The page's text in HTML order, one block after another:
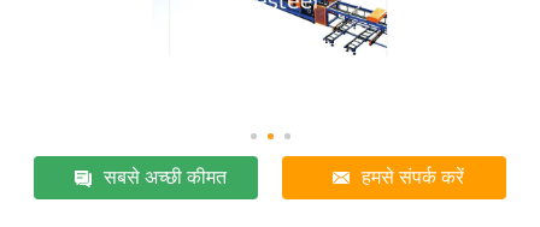
सबसे अच्छी कीमत हमसे संपर्क करें